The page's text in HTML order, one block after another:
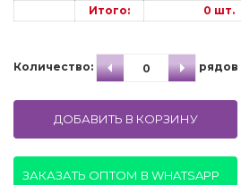
Итого: 0 шт.
Количество: рядов
ДОБАВИТЬ В КОРЗИНУ
ЗАКАЗАТЬ ОПТОМ В WHATSAPP